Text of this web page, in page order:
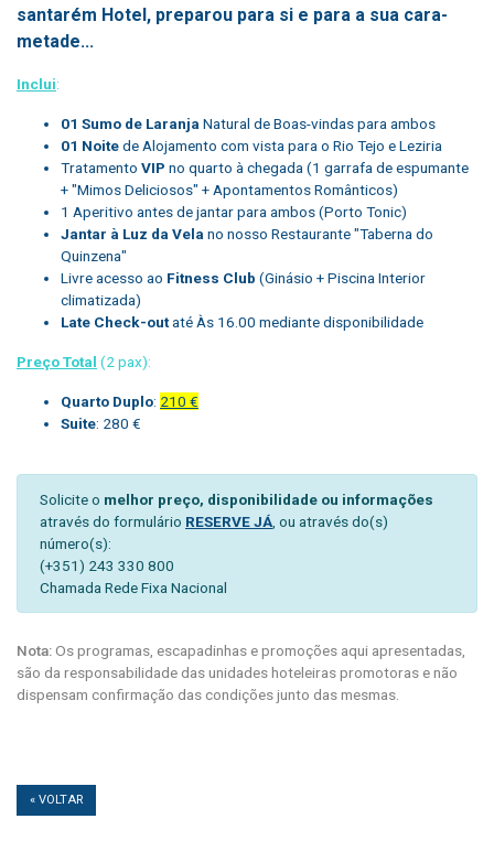
santarém Hotel, preparou para si e para a sua cara-
metade...
Inclui:
01 Sumo de Laranja Natural de Boas-vindas para ambos
01 Noitede Alojamento com vista para o Rio Tejo e Leziria
Tratamento VIP no quarto à chegada (1 garrafa de espumante
+ "Mimos Deliciosos" + Apontamentos Românticos)
1 Aperitivo antes de jantar para ambos (Porto Tonic)
Jantar à Luz da Vela no nosso Restaurante "Taberna do
Quinzena"
Livre acesso ao Fitness Club (Ginásio + Piscina Interior
climatizada)
Late Check-outaté Às 16.00 mediante disponibilidade
Preço Total (2 pax):
Quarto Duplo: 210 €
Suite: 280 €
Solicite o melhor preço, disponibilidade ou informações
através do formulário RESERVE JÁ , ou através do(s)
número(s):
(+351) 243 330 800
Chamada Rede Fixa Nacional
Nota:Os programas, escapadinhas e promoções aqui apresentadas,
são da responsabilidade das unidades hoteleiras promotoras e não
dispensam confirmação das condições junto das mesmas.
« VOLTAR